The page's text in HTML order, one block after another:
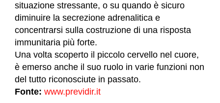
situazione stressante, o su quando è sicuro
diminuire la secrezione adrenalitica e
concentrarsi sulla costruzione di una risposta
immunitaria più forte.
Una volta scoperto il piccolo cervello nel cuore,
è emerso anche il suo ruolo in varie funzioni non
del tutto riconosciute in passato.
Fonte: www.previdir.it